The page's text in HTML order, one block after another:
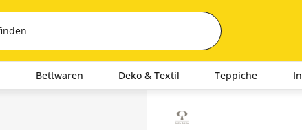
Bettwaren Deko & Textil Teppiche
Inhalt der Seitenleiste